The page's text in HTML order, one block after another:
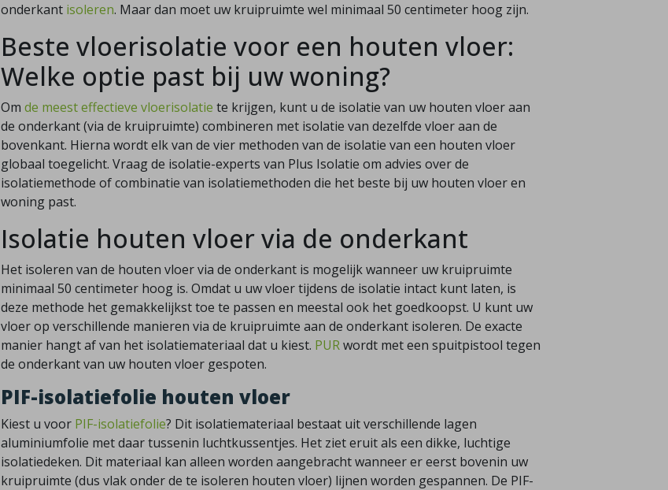
onderkant isoleren. Maar dan moet uw kruipruimte wel minimaal 50 centimeter hoog zijn.
Beste vloerisolatie voor een houten vloer:
Welke optie past bij uw woning?
Om de meest effectieve vloerisolatie te krijgen, kunt u de isolatie van uw houten vloer aan
de onderkant (via de kruipruimte) combineren met isolatie van dezelfde vloer aan de
bovenkant. Hierna wordt elk van de vier methoden van de isolatie van een houten vloer
globaal toegelicht. Vraag de isolatie-experts van Plus Isolatie om advies over de
isolatiemethode of combinatie van isolatiemethoden die het beste bij uw houten vloer en
woning past.
Isolatie houten vloer via de onderkant
Het isoleren van de houten vloer via de onderkant is mogelijk wanneer uw kruipruimte
minimaal 50 centimeter hoog is. Omdat u uw vloer tijdens de isolatie intact kunt laten, is
deze methode het gemakkelijkst toe te passen en meestal ook het goedkoopst. U kunt uw
vloer op verschillende manieren via de kruipruimte aan de onderkant isoleren. De exacte
manier hangt af van het isolatiemateriaal dat u kiest. PURwordt met een spuitpistool tegen
de onderkant van uw houten vloer gespoten.
PIF-isolatiefolie houten vloer
Kiest u voor PIF-isolatiefolie? Dit isolatiemateriaal bestaat uit verschillende lagen
aluminiumfolie met daar tussenin luchtkussentjes. Het ziet eruit als een dikke, luchtige
isolatiedeken. Dit materiaal kan alleen worden aangebracht wanneer er eerst bovenin uw
kruipruimte (dus vlak onder de te isoleren houten vloer) lijnen worden gespannen. De PIF-